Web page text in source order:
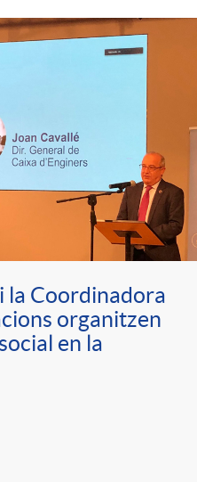
la Coordinadora
organitzen
en la